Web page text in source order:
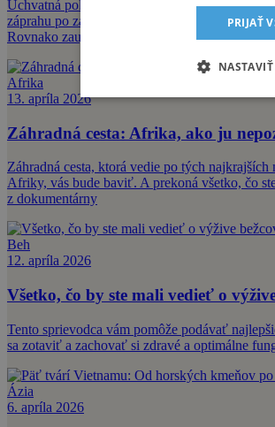
Úchvatná polárna žiara, magické ľadové fjordy
záprahu po zamrznutých pláňach. Zima v
Rovnako zaujíma
Afrika
13. apríla 2026
Záhradná cesta: Afrika, ako ju
Záhradná cesta, ktorá vedie po tých najkrajších
Afriky, vás bude baviť. A prekoná všetko, čo
z dokumentárny
Beh
12. apríla 2026
Všetko, čo by ste mali vedieť o
Tento sprievodca vám pomôže podávať
sa zotaviť a zachovať si zdravé a optimálne
Ázia
6. apríla 2026
PRIJAŤ